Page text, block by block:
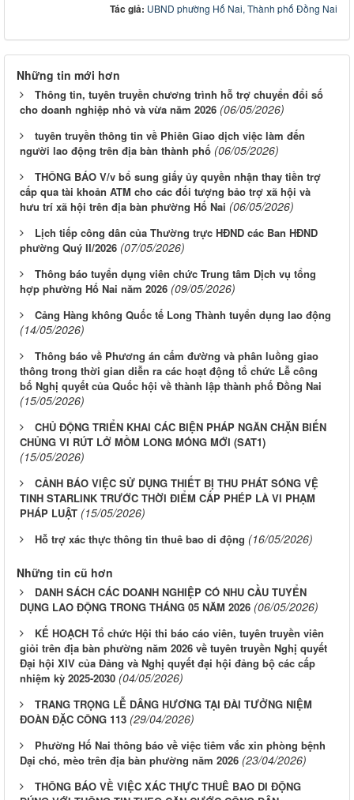
Tác giả: UBND phường Hố Nai, Thành phố Đồng Nai
Những tin mới hơn
Thông tin, tuyên truyền chương trình hỗ trợ chuyển đổi số
cho doanh nghiệp nhỏ và vừa năm 2026 (06/05/2026)
tuyên truyền thông tin về Phiên Giao dịch việc làm đến
người lao động trên địa bàn thành phố (06/05/2026)
THÔNG BÁO V/v bổ sung giấy ủy quyền nhận thay tiền trợ
cấp qua tài khoản ATM cho các đối tượng bảo trợ xã hội và
hưu trí xã hội trên địa bàn phường Hố Nai (06/05/2026)
Lịch tiếp công dân của Thường trực HĐND các Ban HĐND
phường Quý II/2026 (07/05/2026)
Thông báo tuyển dụng viên chức Trung tâm Dịch vụ tổng
hợp phường Hố Nai năm 2026 (09/05/2026)
Cảng Hàng không Quốc tế Long Thành tuyển dụng lao động
(14/05/2026)
Thông báo về Phương án cấm đường và phân luồng giao
thông trong thời gian diễn ra các hoạt động tổ chức Lễ công
bố Nghị quyết của Quốc hội về thành lập thành phố Đồng Nai
(15/05/2026)
CHỦ ĐỘNG TRIỂN KHAI CÁC BIỆN PHÁP NGĂN CHẶN BIẾN
CHỦNG VI RÚT LỞ MỒM LONG MÓNG MỚI (SAT1)
(15/05/2026)
CẢNH BÁO VIỆC SỬ DỤNG THIẾT BỊ THU PHÁT SÓNG VỆ
TINH STARLINK TRƯỚC THỜI ĐIỂM CẤP PHÉP LÀ VI PHẠM
PHÁP LUẬT (15/05/2026)
Hỗ trợ xác thực thông tin thuê bao di động (16/05/2026)
Những tin cũ hơn
DANH SÁCH CÁC DOANH NGHIỆP CÓ NHU CẦU TUYỂN
DỤNG LAO ĐỘNG TRONG THÁNG 05 NĂM 2026 (06/05/2026)
KẾ HOẠCH Tổ chức Hội thi báo cáo viên, tuyên truyền viên
giỏi trên địa bàn phường năm 2026 về tuyên truyền Nghị quyết
Đại hội XIV của Đảng và Nghị quyết đại hội đảng bộ các cấp
nhiệm kỳ 2025-2030 (04/05/2026)
TRANG TRỌNG LỄ DÂNG HƯƠNG TẠI ĐÀI TƯỞNG NIỆM
ĐOÀN ĐẶC CÔNG 113 (29/04/2026)
Phường Hố Nai thông báo về việc tiêm vắc xin phòng bệnh
Dại chó, mèo trên địa bàn phường năm 2026 (23/04/2026)
THÔNG BÁO VỀ VIỆC XÁC THỰC THUÊ BAO DI ĐỘNG